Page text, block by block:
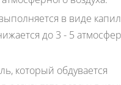
в виде
до 3 - 5
который обдувается